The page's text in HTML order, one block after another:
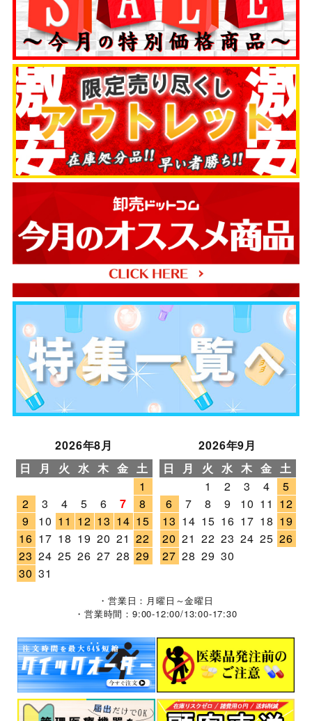
2026年8月
日
月 火 水 木 金 土
1
2
3 4 5 6 7
8
9
10 11 12 13 14 15
16 17 18 19 20 21 22
23 24 25 26 27 28 29
30 31
2026年9月
日
月 火 水 木 金 土
1
2 3 4
5
6
7 8 9 10 11 12
13 14 15 16 17 18 19
20 21 22 23 24 25 26
27 28 29 30
・営業日：月曜日～金曜日
・営業時間：9:00-12:00/13:00-17:30